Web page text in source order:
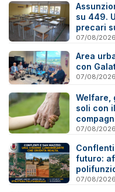
su 449.
precari
07/08/
Area
con
07/08/
Welfare,
soli con
07/08/
futuro:
07/08/2026